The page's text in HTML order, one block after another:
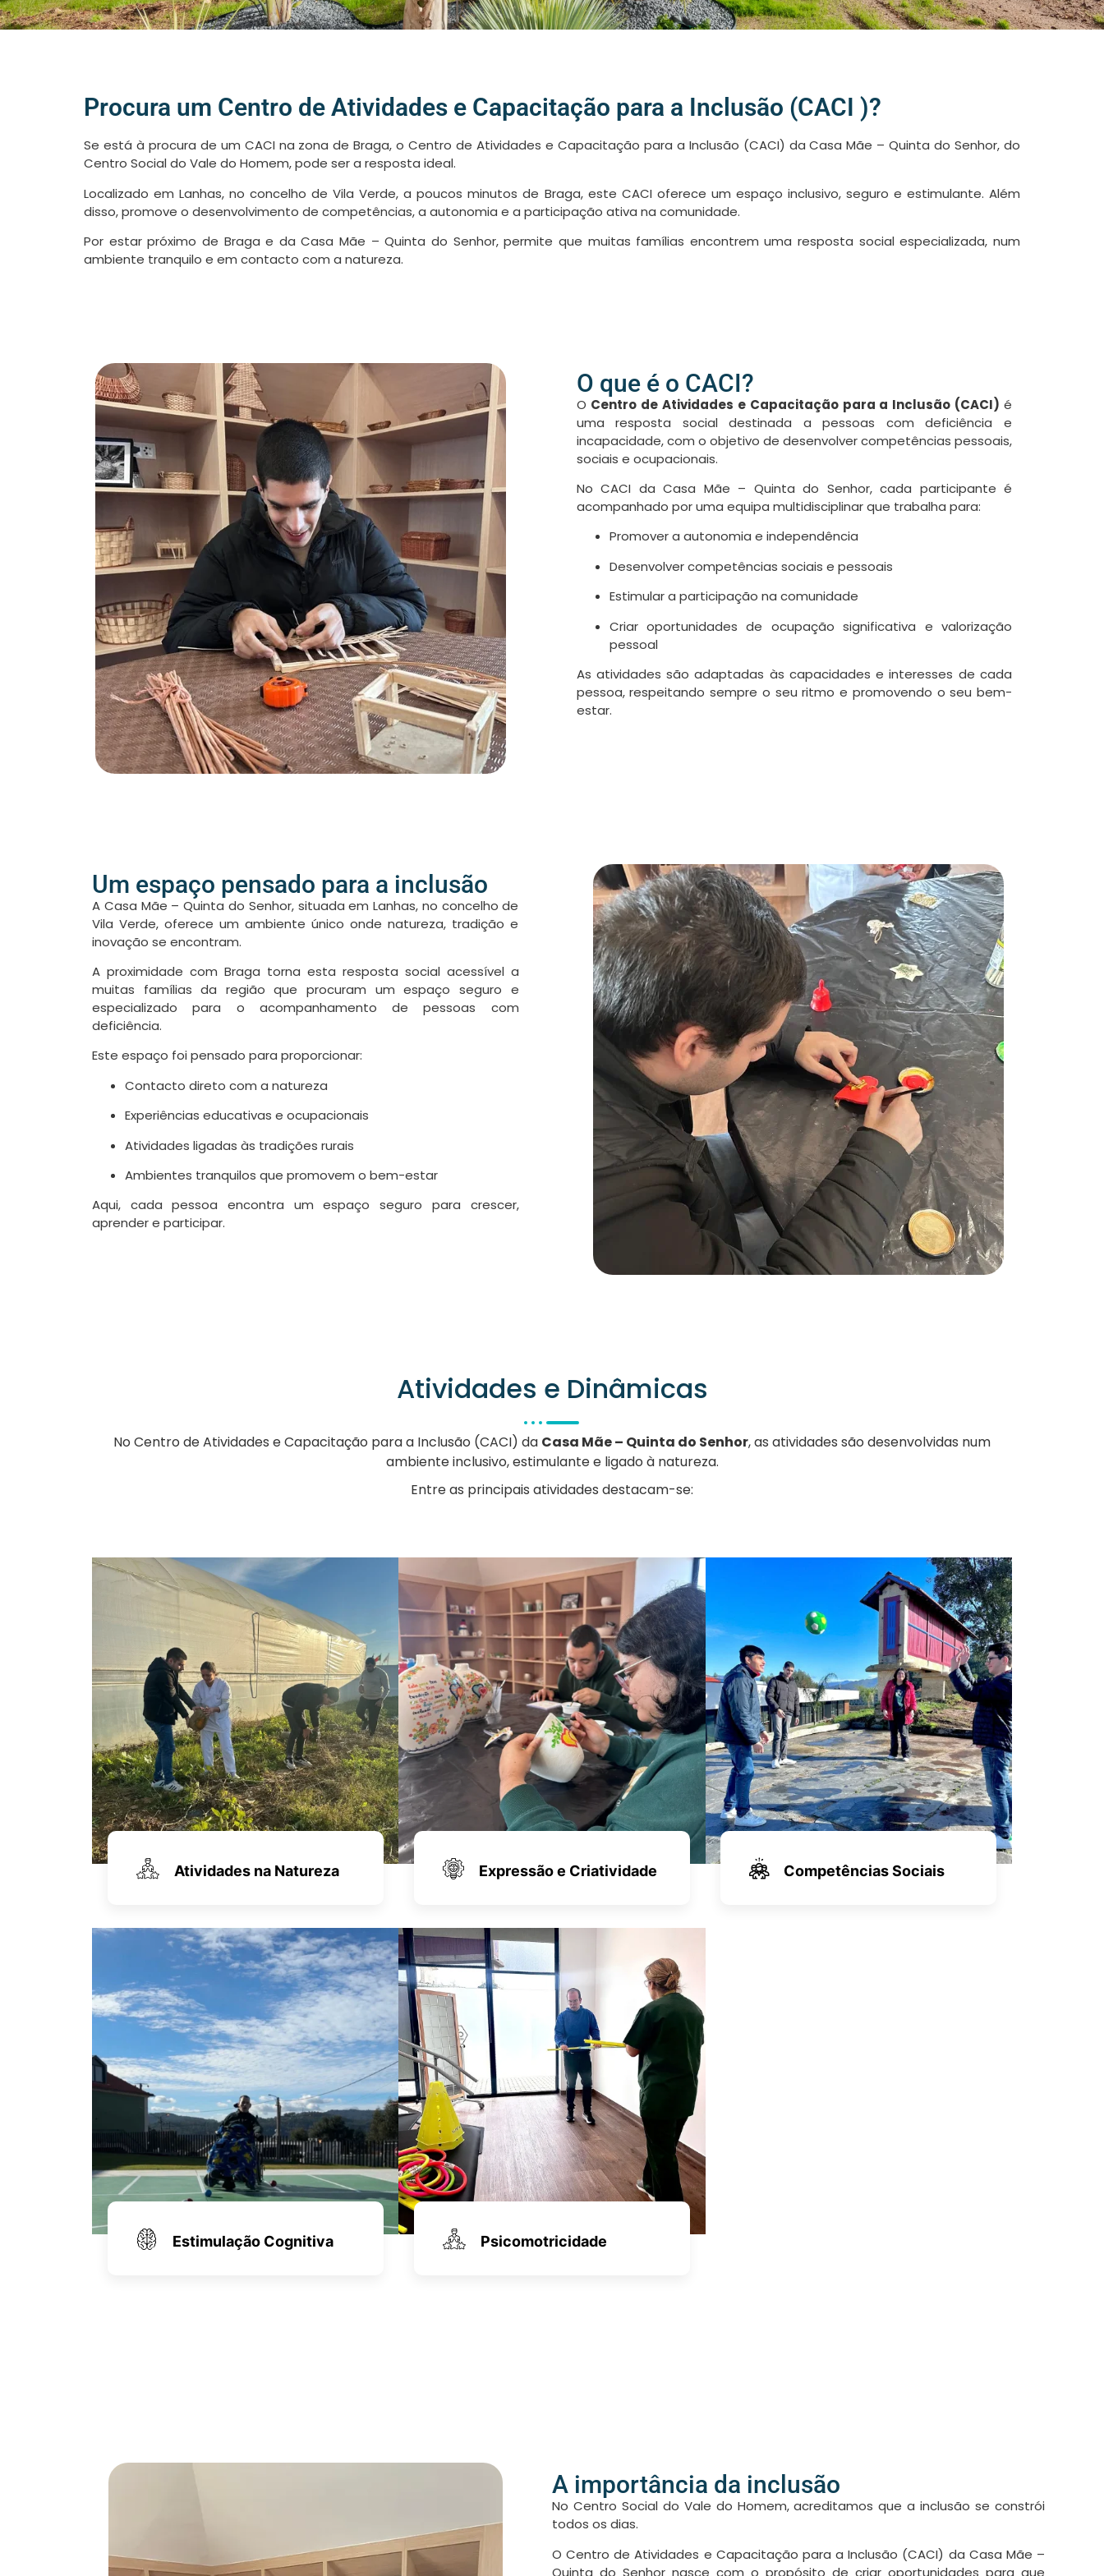
Procura um Centro de Atividades e Capacitação para a Inclusão (CACI )?
Se está à procura de um CACI na zona de Braga, o Centro de Atividades e Capacitação para a Inclusão (CACI) da Casa Mãe – Quinta do Senhor, do
Centro Social do Vale do Homem, pode ser a resposta ideal.
Localizado em Lanhas, no concelho de Vila Verde, a poucos minutos de Braga, este CACI oferece um espaço inclusivo, seguro e estimulante. Além
disso, promove o desenvolvimento de competências, a autonomia e a participação ativa na comunidade.
Por estar próximo de Braga e da Casa Mãe – Quinta do Senhor, permite que muitas famílias encontrem uma resposta social especializada, num
ambiente tranquilo e em contacto com a natureza.
O que é o CACI?
O Centro de Atividades e Capacitação para a Inclusão (CACI)é
uma resposta social destinada a pessoas com deficiência e
incapacidade, com o objetivo de desenvolver competências pessoais,
sociais e ocupacionais.
No CACI da Casa Mãe – Quinta do Senhor, cada participante é
acompanhado por uma equipa multidisciplinar que trabalha para:
Promover a autonomia e independência
Desenvolver competências sociais e pessoais
Estimular a participação na comunidade
Criar oportunidades de ocupação significativa e valorização
pessoal
As atividades são adaptadas às capacidades e interesses de cada
pessoa, respeitando sempre o seu ritmo e promovendo o seu bem-
estar.
Um espaço pensado para a inclusão
A Casa Mãe – Quinta do Senhor, situada em Lanhas, no concelho de
Vila Verde, oferece um ambiente único onde natureza, tradição e
inovação se encontram.
A proximidade com Braga torna esta resposta social acessível a
muitas famílias da região que procuram um espaço seguro e
especializado para o acompanhamento de pessoas com
deficiência.
Este espaço foi pensado para proporcionar:
Contacto direto com a natureza
Experiências educativas e ocupacionais
Atividades ligadas às tradições rurais
Ambientes tranquilos que promovem o bem-estar
Aqui, cada pessoa encontra um espaço seguro para crescer,
aprender e participar.
Atividades e Dinâmicas
No Centro de Atividades e Capacitação para a Inclusão (CACI) da Casa Mãe – Quinta do Senhor, as atividades são desenvolvidas num
ambiente inclusivo, estimulante e ligado à natureza.
Entre as principais atividades destacam-se:
Atividades na Natureza Expressão e Criatividade Competências Sociais
Estimulação Cognitiva Psicomotricidade
A importância da inclusão
No Centro Social do Vale do Homem, acreditamos que ainclusão se constrói
todos os dias.
O Centro de Atividades e Capacitação para a Inclusão (CACI) da Casa Mãe –
Quinta do Senhor nasce com o propósito de criar oportunidades para que